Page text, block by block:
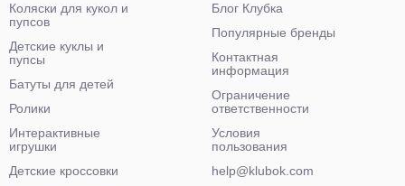
Коляски для кукол и
пупсов
Детские куклы и
пупсы
Батуты для детей
Ролики
Интерактивные
игрушки
Детские кроссовки
Блог Клубка
Популярные бренды
Контактная
информация
Ограничение
ответственности
Условия
пользования
help@klubok.com